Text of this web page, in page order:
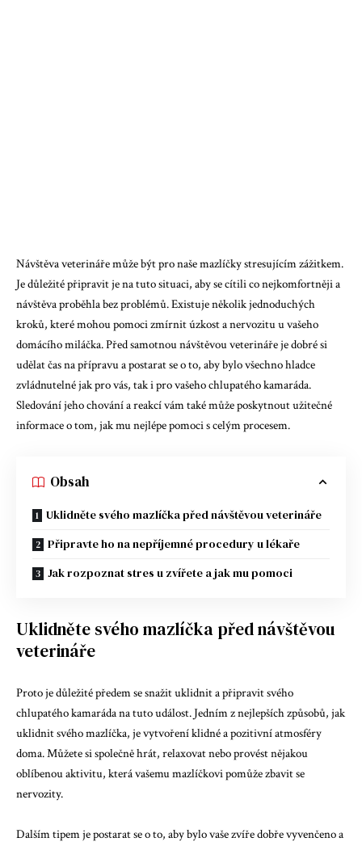
Návštěva veterináře může být pro naše mazlíčky stresujícím zážitkem.
Je důležité připravit je na tuto situaci, aby se cítili co nejkomfortněji a
návštěva proběhla bez problémů. Existuje několik jednoduchých
kroků, které mohou pomoci zmírnit úzkost a nervozitu u vašeho
domácího miláčka. Před samotnou návštěvou veterináře je dobré si
udělat čas na přípravu a postarat se o to, aby bylo všechno hladce
zvládnutelné jak pro vás, tak i pro vašeho chlupatého kamaráda.
Sledování jeho chování a reakcí vám také může poskytnout užitečné
informace o tom, jak mu nejlépe pomoci s celým procesem.
Obsah
Uklidněte svého mazlíčka před návštěvou veterináře
Připravte ho na nepříjemné procedury u lékaře
Jak rozpoznat stres u zvířete a jak mu pomoci
Uklidněte svého mazlíčka před návštěvou
veterináře
Proto je důležité předem se snažit uklidnit a připravit svého
chlupatého kamaráda na tuto událost. Jedním z nejlepších způsobů, jak
uklidnit svého mazlíčka, je vytvoření klidné a pozitivní atmosféry
doma. Můžete si společně hrát, relaxovat nebo provést nějakou
oblíbenou aktivitu, která vašemu mazlíčkovi pomůže zbavit se
nervozity.
Dalším tipem je postarat se o to, aby bylo vaše zvíře dobře vyvenčeno a